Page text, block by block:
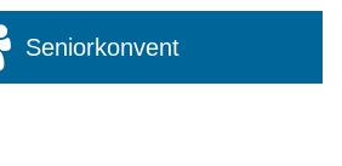
Seniorkonvent